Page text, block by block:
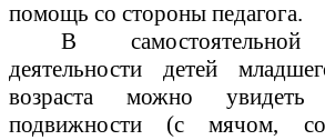
помощь со стороны педагога.
В самостоятельной
деятельности детей
возраста можно
подвижности (с мячом,